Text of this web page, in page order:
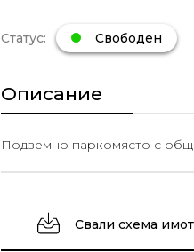
Статус: Свободен
Описание
Подземно паркомясто с
Свали схема имот